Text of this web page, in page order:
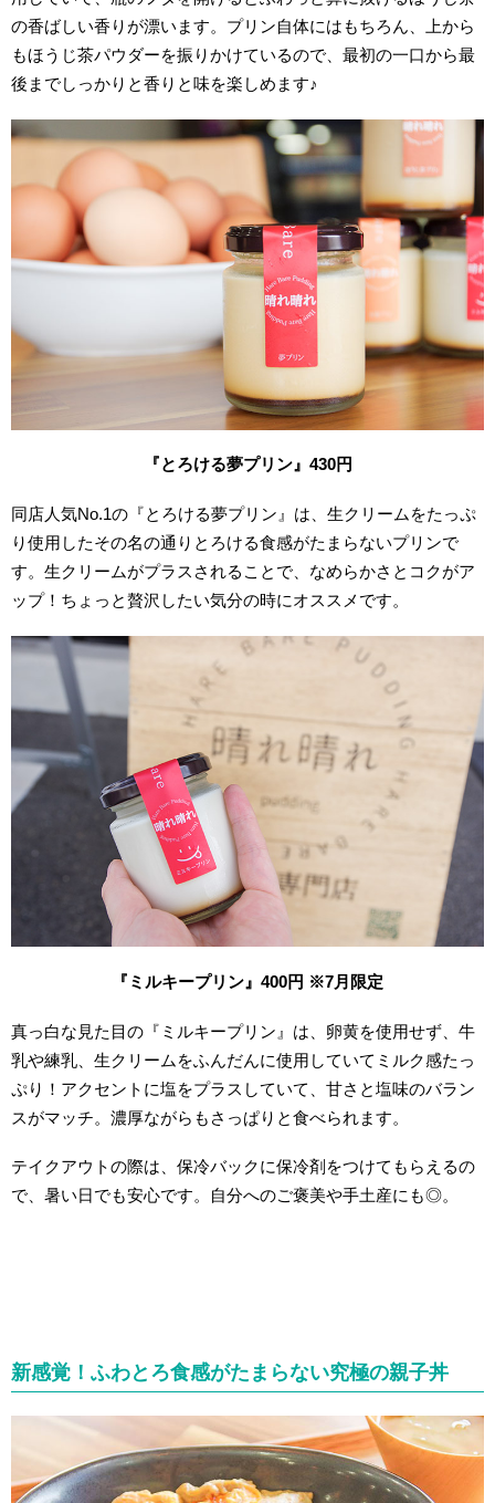
の香ばしい香りが漂います。プリン自体にはもちろん、上から
もほうじ茶パウダーを振りかけているので、最初の一口から最
後までしっかりと香りと味を楽しめます♪
『とろける夢プリン』430円
同店人気No.1の『とろける夢プリン』は、生クリームをたっぷ
り使用したその名の通りとろける食感がたまらないプリンで
す。生クリームがプラスされることで、なめらかさとコクがア
ップ！ちょっと贅沢したい気分の時にオススメです。
『ミルキープリン』400円 ※7月限定
真っ白な見た目の『ミルキープリン』は、卵黄を使用せず、牛
乳や練乳、生クリームをふんだんに使用していてミルク感たっ
ぷり！アクセントに塩をプラスしていて、甘さと塩味のバラン
スがマッチ。濃厚ながらもさっぱりと食べられます。
テイクアウトの際は、保冷バックに保冷剤をつけてもらえるの
で、暑い日でも安心です。自分へのご褒美や手土産にも◎。
新感覚！ふわとろ食感がたまらない究極の親子丼